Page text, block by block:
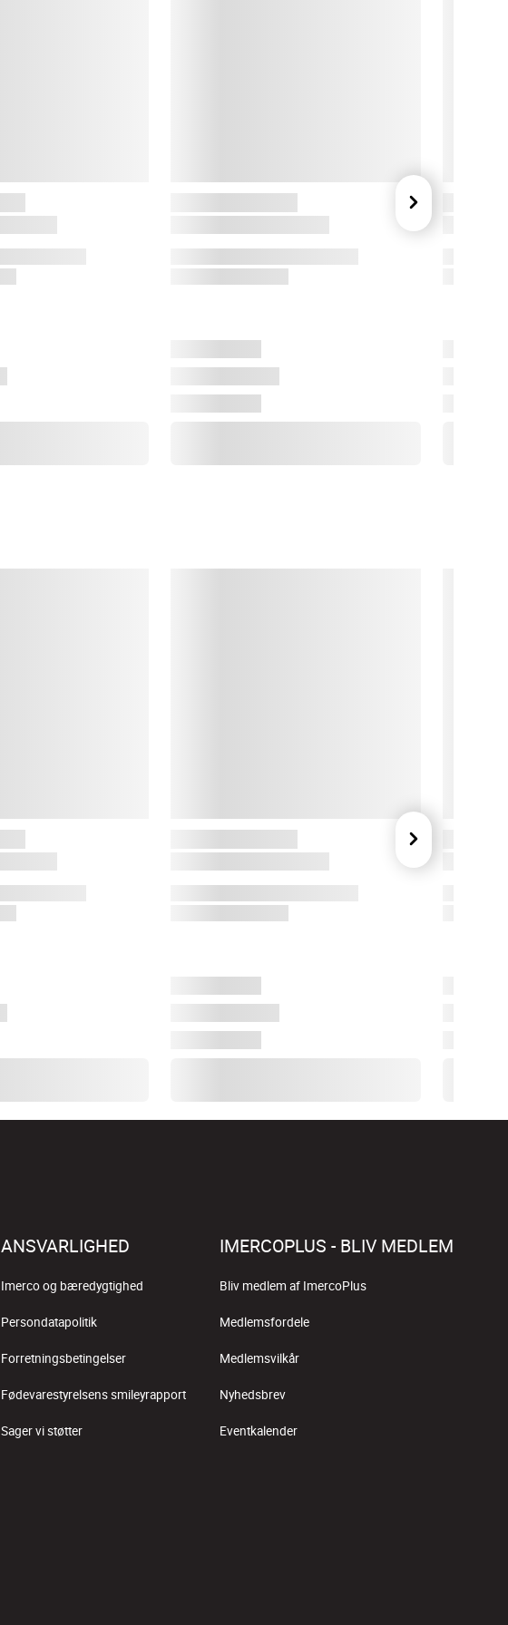
ANSVARLIGHED
Imerco og bæredygtighed
Persondatapolitik
Forretningsbetingelser
Fødevarestyrelsens smileyrapport
Sager vi støtter
IMERCOPLUS - BLIV MEDLEM
Bliv medlem af ImercoPlus
Medlemsfordele
Medlemsvilkår
Nyhedsbrev
Eventkalender